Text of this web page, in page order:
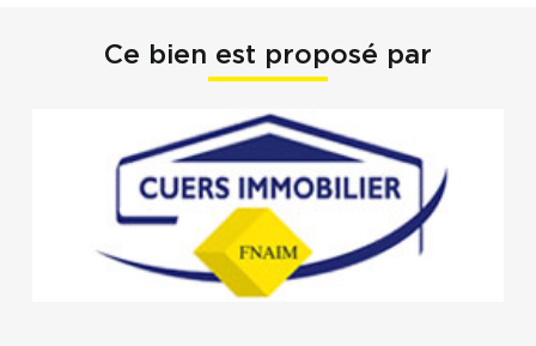
Ce bien est proposé par